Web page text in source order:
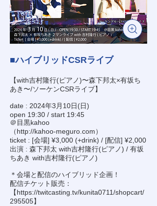
■ハイブリッドCSRライブ
【with吉村隆行(ピアノ)〜森下邦太×有坂ち
あき〜/ソーケンCSRライブ】
date : 2024年3月10日(日)
open 19:30 / start 19:45
＠目黒kahoo
（http://kahoo-meguro.com）
ticket : [会場] ¥3,000 (+drink) / [配信] ¥2,000
出演 : 森下邦太 with吉村隆行(ピアノ) / 有坂
ちあき with吉村隆行(ピアノ)
＊会場と配信のハイブリッド企画！
配信チケット販売：
【https://twitcasting.tv/kunita0711/shopcart/
295505】